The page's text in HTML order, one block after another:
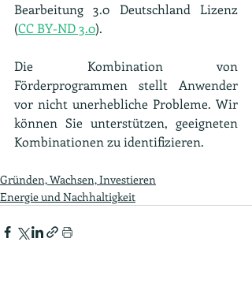
Bearbeitung 3.0 Deutschland Lizenz
(CC BY-ND 3.0).
Die Kombination von
Förderprogrammen stellt Anwender
vor nicht unerhebliche Probleme. Wir
können Sie unterstützen, geeigneten
Kombinationen zu identifizieren.
Gründen, Wachsen, Investieren
Energie und Nachhaltigkeit